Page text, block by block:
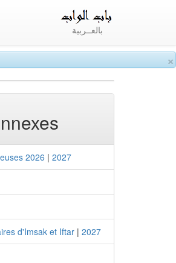
×
بالعــربية
2026 | 2027
d'Imsak et Iftar | 2027